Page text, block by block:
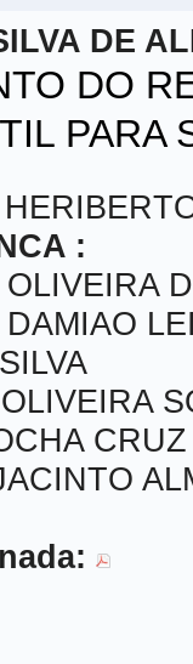
DE
DO
PARA
: